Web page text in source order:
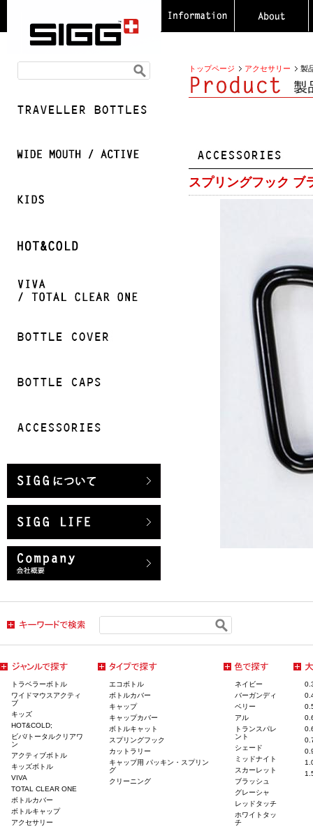
トップページ アクセサリー 製
スプリングフック ブ
トラベラーボトル
ワイドマウスアクティ
ブ
キッズ
HOT&COLD;
ビバ/トータルクリアワ
ン
アクティブボトル
キッズボトル
VIVA
TOTAL CLEAR ONE
ボトルカバー
ボトルキャップ
アクセサリー
エコボトル
ボトルカバー
キャップ
キャップカバー
ボトルキャット
スプリングフック
カットラリー
キャップ用 パッキン・スプリン
グ
クリーニング
ネイビー
バーガンディ
ベリー
アル
トランスパレ
ント
シェード
ミッドナイト
スカーレット
ブラッシュ
グレーシャ
レッドタッチ
ホワイトタッ
チ